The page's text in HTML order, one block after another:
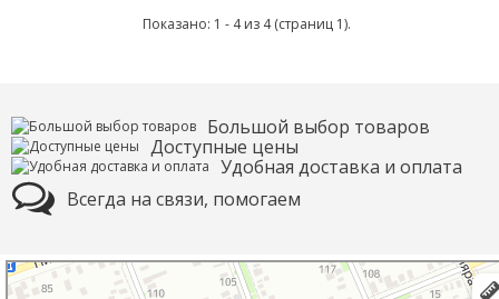
Показано: 1 - 4 из 4 (страниц 1).
Большой выбор товаров
Доступные цены
Удобная доставка и оплата
Всегда на связи, помогаем
Тимашевск
Улица Книги, 27 — Яндекс Карты